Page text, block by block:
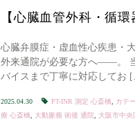
【心臓血管外科・循
心臓弁膜症・虚血性心疾患・
外来通院が必要な方へ――。
バイスまで丁寧に対応してお
2025.04.30 PT-INR 測定 心斎橋 カテ
療 心斎橋
大動脈瘤 術後 通院 大阪市中央